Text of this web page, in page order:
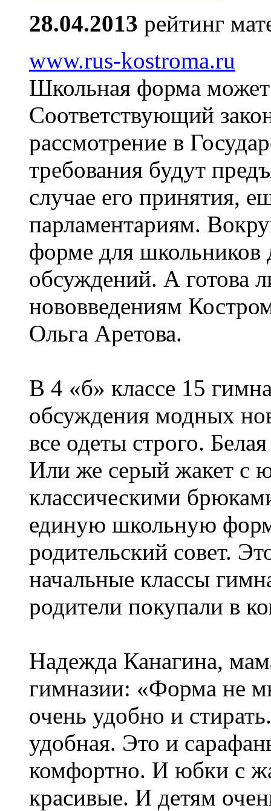
28.04.2013 рейтинг
www.rus-kostroma.ru
Школьная форма может
Соответствующий
рассмотрение в
требования будут
случае его принятия,
парламентариям.
форме для школьников
обсуждений. А готова
нововведениям
Ольга Аретова.
В 4 «б» классе 15
обсуждения модных
все одеты строго.
Или же серый жакет с
классическими
единую школьную
родительский совет.
начальные классы
родители покупали в
Надежда Канагина,
гимназии: «Форма не
очень удобно и
удобная. Это и
комфортно. И юбки с
красивые. И детям